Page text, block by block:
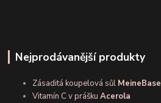
Nejprodávanější produkty
Zásaditá koupelová sůl MeineBase
Vitamín C v práškuAcerola